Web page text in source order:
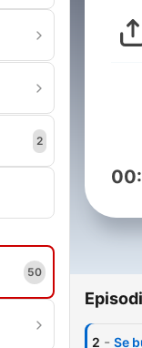
2
50
2 - Se